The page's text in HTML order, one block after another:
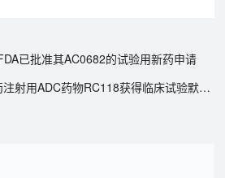
已批准其AC0682的试验用新药申请
用ADC药物RC118获得临床试验默示许可